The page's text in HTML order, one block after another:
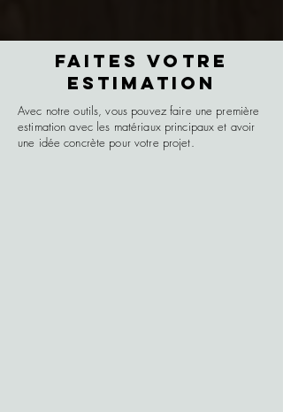
FAITES VOTRE
ESTIMATION
Avec notre outils, vous pouvez faire une première
estimation avec les matériaux principaux et avoir
une idée concrète pour votre projet.